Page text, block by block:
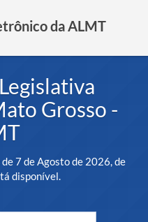
da ALMT
Grosso -
7 de Agosto de 2026, de
disponível.